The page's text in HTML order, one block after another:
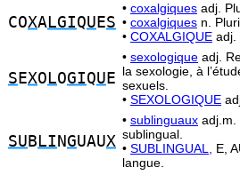
COXALGIQU ES
• coxalgiques adj.
• coxalgiques n.
• COXALGIQUE adj.
S EXO LOGIQU E
• sexologique adj.
la sexologie, à
sexuels.
• SEXOLOGIQUE
SU B LI NGUAUX
• sublinguaux adj.m.
sublingual.
• SUBLINGUAL,
E,
langue.